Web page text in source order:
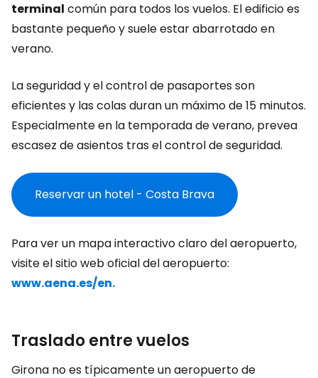
terminal común para todos los vuelos. El edificio es
bastante pequeño y suele estar abarrotado en
verano.
La seguridad y el control de pasaportes son
eficientes y las colas duran un máximo de 15 minutos.
Especialmente en la temporada de verano, prevea
escasez de asientos tras el control de seguridad.
Reservar un hotel - Costa Brava
Para ver un mapa interactivo claro del aeropuerto,
visite el sitio web oficial del aeropuerto:
www.aena.es/en.
Traslado entre vuelos
Girona no es típicamente un aeropuerto de